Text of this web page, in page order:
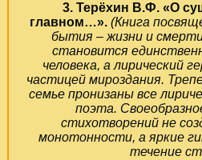
3. Терёхин В.Ф. «О
главном…». (Книга
бытия – жизни и
становится
человека, а лирический
частицей мироздания.
семье пронизаны все
поэта.
стихотворений не
монотонности, а яркие
течение